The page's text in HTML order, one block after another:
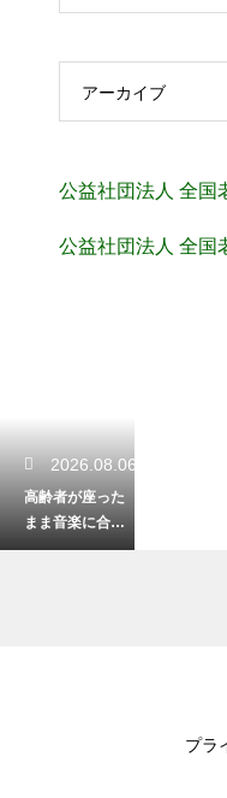
アーカイブ
公益社団法人 全国
公益社団法人 全国
2026.08.06
高齢者が座った
まま音楽に合わ
せてできる体
プラ